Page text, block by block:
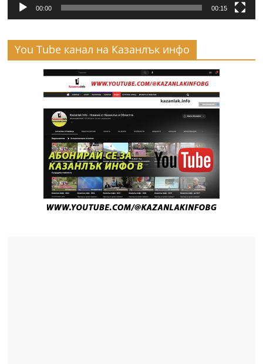
00:00 00:15
You Tube канал на Казанлък инфо